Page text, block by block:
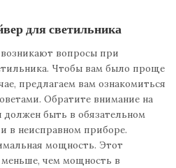
для светильника
вопросы при
Чтобы вам было проще
предлагаем вам ознакомиться
Обратите внимание на
быть в обязательном
в неисправном приборе.
мощность. Этот
чем мощность в